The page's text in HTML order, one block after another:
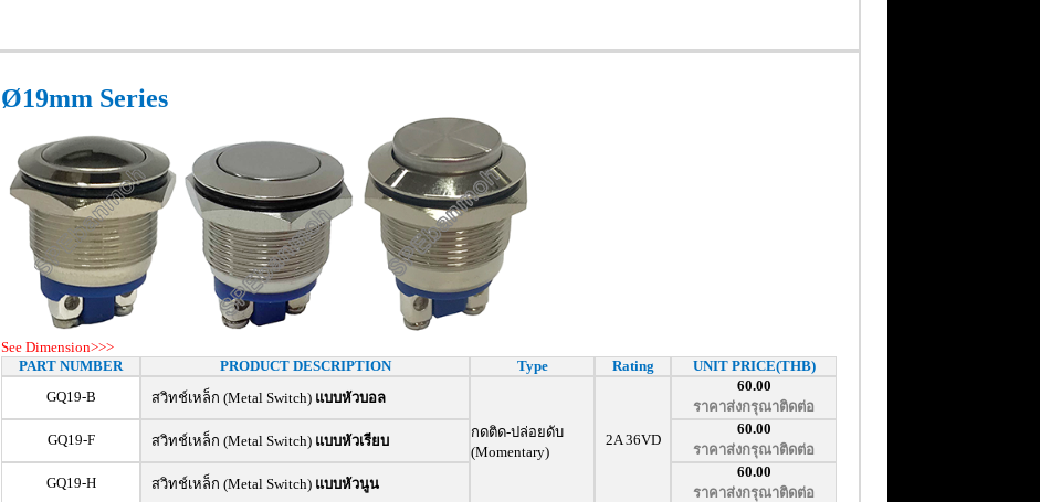
Ø19mm Series
See Dimension>>>
PART NUMBER
PRODUCT DESCRIPTION Type Rating
UNIT PRICE(THB)
GQ19-B
สวิทช์เหล็ก (Metal Switch) แบบหัวบอล
กดติด-ปล่อยดับ
(Momentary)
2A 36VD
60.00
ราคาส่งกรุณาติดต่อ
GQ19-F
สวิทช์เหล็ก (Metal Switch) แบบหัวเรียบ
60.00
ราคาส่งกรุณาติดต่อ
GQ19-H
สวิทช์เหล็ก (Metal Switch) แบบหัวนูน
60.00
ราคาส่งกรุณาติดต่อ